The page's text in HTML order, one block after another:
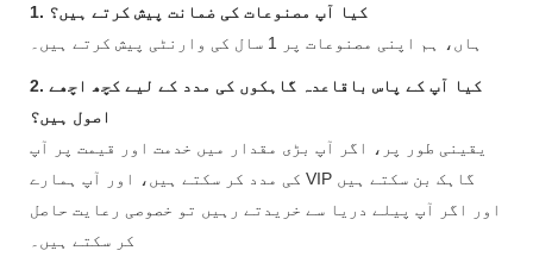
1. کیا آپ مصنوعات کی ضمانت پیش کرتے ہیں؟
ہاں، ہم اپنی مصنوعات پر 1 سال کی وارنٹی پیش کرتے ہیں۔
2. کیا آپ کے پاس باقاعدہ گاہکوں کی مدد کے لیے کچھ اچھے
اصول ہیں؟
یقینی طور پر، اگر آپ بڑی مقدار میں خدمت اور قیمت پر آپ
کی مدد کر سکتے ہیں، اور آپ ہمارے VIP گاہک بن سکتے ہیں
اور اگر آپ پیلے دریا سے خریدتے رہیں تو خصوصی رعایت حاصل
کر سکتے ہیں۔